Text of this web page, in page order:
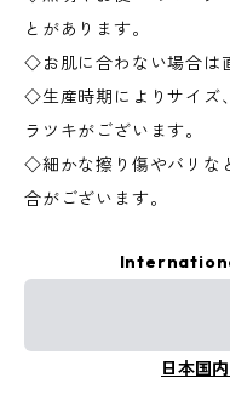
とがあります。
◇お肌に合わない場合は
◇生産時期によりサイズ
ラツキがございます。
◇細かな擦り傷やバリな
合がございます。
日本国